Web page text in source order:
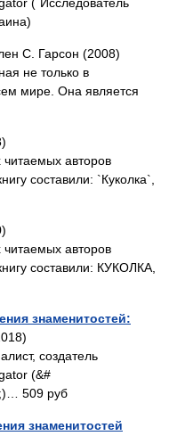
С. Гарсон (2008)
не только в
мире. Она является
авторов
составили: `Куколка`,
авторов
составили: КУКОЛКА,
знаменитостей:
создатель
(&#
509 руб
знаменитостей